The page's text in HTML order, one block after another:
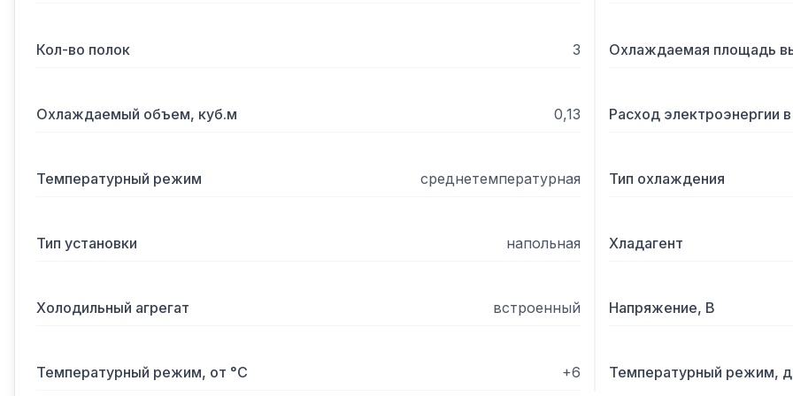
Кол-во полок 3 Охлаждаемая площадь
Охлаждаемый объем, куб.м 0,13 Расход электроэнергии
Температурный режим среднетемпературная Тип охлаждения
Тип установки напольная Хладагент
Холодильный агрегат встроенный Напряжение, В
Температурный режим, от °С +6 Температурный режим,